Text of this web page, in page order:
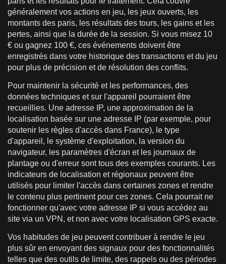
généralement vos actions en jeu, les jeux ouverts, les
montants des paris, les résultats des tours, les gains et les
pertes, ainsi que la durée de la session. Si vous misez 10
€ ou gagnez 100 €, ces événements doivent être
enregistrés dans votre historique des transactions et du jeu
pour plus de précision et de résolution des conflits.
Pour maintenir la sécurité et les performances, des
données techniques et sur l'appareil pourraient être
recueillies. Une adresse IP, une approximation de la
localisation basée sur une adresse IP (par exemple, pour
soutenir les règles d'accès dans France), le type
d'appareil, le système d'exploitation, la version du
navigateur, les paramètres d'écran et les journaux de
plantage ou d'erreur sont tous des exemples courants. Les
indicateurs de localisation et régionaux peuvent être
utilisés pour limiter l'accès dans certaines zones et rendre
le contenu plus pertinent pour ces zones. Cela pourrait ne
fonctionner qu'avec votre adresse IP si vous accédez au
site via un VPN, et non avec votre localisation GPS exacte.
Vos habitudes de jeu peuvent contribuer à rendre le jeu
plus sûr en envoyant des signaux pour des fonctionnalités
telles que des outils de limite, des rappels ou des périodes